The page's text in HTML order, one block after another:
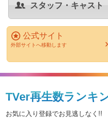
スタッフ・キャスト
公式サイト
外部サイトへ移動します
TVer再生数ランキ
お気に入り登録でお見逃しなく!!